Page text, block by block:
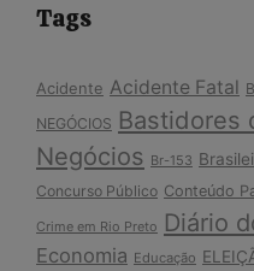
Tags
Acidente Acidente Fatal
NEGÓCIOS Bastidores
Negócios Br-153
Concurso Público Conteúdo
Crime em Rio Preto Diário
Economia Educação